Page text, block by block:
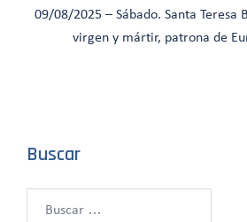
09/08/2025 – Sábado. Santa Teresa
virgen y mártir, patrona de
Buscar